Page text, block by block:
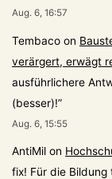
Aug. 6, 16:57
Tembaco on
verärgert, erwägt
ausführlichere
(besser)!”
Aug. 6, 15:55
AntiMil on
fix! Für die Bildung